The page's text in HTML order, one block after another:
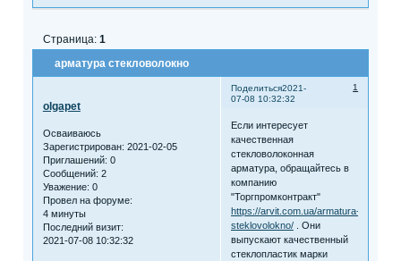
арматура стекловолокно
Страница: 1
Поделиться 1
2021-
07-08 10:32:32
olgapet
Осваиваюсь
Зарегистрирован: 2021-02-05
Приглашений: 0
Сообщений: 2
Уважение: 0
Провел на форуме:
4 минуты
Последний визит:
2021-07-08 10:32:32
Если интересует
качественная
стекловолоконная
арматура, обращайтесь в
компанию
"Торгпромконтракт"
https://arvit.com.ua/armatura-
steklovolokno/. Они
выпускают качественный
стеклопластик марки